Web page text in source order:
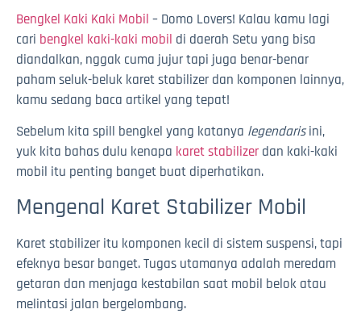
Bengkel Kaki Kaki Mobil – Domo Lovers! Kalau kamu lagi
cari bengkel kaki-kaki mobil di daerah Setu yang bisa
diandalkan, nggak cuma jujur tapi juga benar-benar
paham seluk-beluk karet stabilizer dan komponen lainnya,
kamu sedang baca artikel yang tepat!
Sebelum kita spill bengkel yang katanya legendarisini,
yuk kita bahas dulu kenapa karet stabilizerdan kaki-kaki
mobil itu penting banget buat diperhatikan.
Mengenal Karet Stabilizer Mobil
Karet stabilizer itu komponen kecil di sistem suspensi, tapi
efeknya besar banget. Tugas utamanya adalah meredam
getaran dan menjaga kestabilan saat mobil belok atau
melintasi jalan bergelombang.